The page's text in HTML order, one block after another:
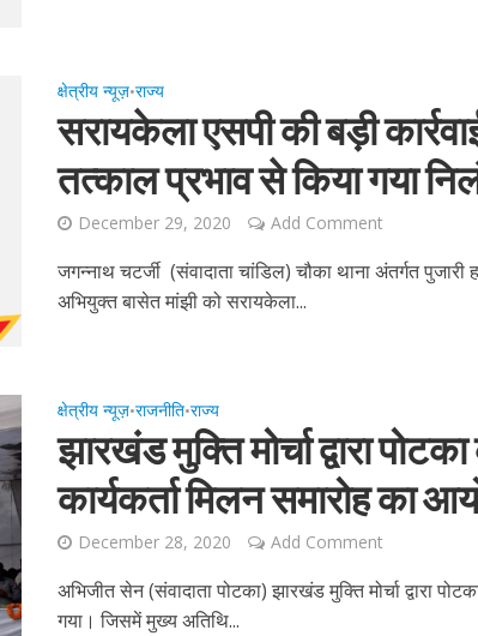
क्षेत्रीय न्यूज़•राज्य
सरायकेला एसपी की बड़ी
तत्काल प्रभाव से किया गया
December 29, 2020 Add Comment
जगन्नाथ चटर्जी (संवादाता चांडिल) चौका थाना अंतर्गत
अभियुक्त बासेत मांझी को सरायकेला...
क्षेत्रीय न्यूज़•राजनीति•राज्य
झारखंड मुक्ति मोर्चा द्वारा
कार्यकर्ता मिलन समारोह का
December 28, 2020 Add Comment
अभिजीत सेन (संवादाता पोटका) झारखंड मुक्ति मोर्चा द्वारा
गया। जिसमें मुख्य अतिथि...